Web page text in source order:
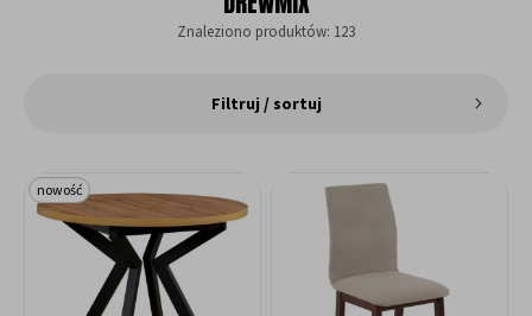
Znaleziono produktów: 123
Filtruj / sortuj
nowość